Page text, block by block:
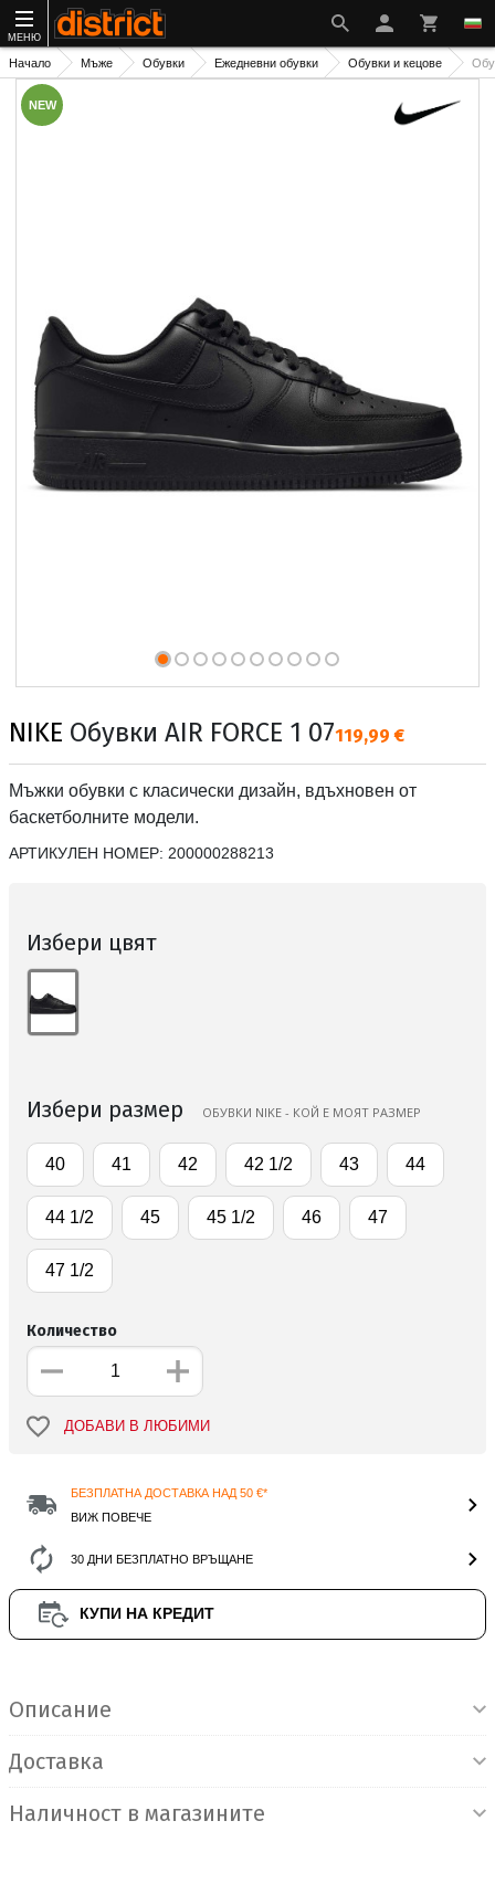
МЕНЮ
Начало Мъже Обувки Ежедневни обувки Обувки и кецове
NEW
NIKE Обувки AIR FORCE 1 07Текуща цена:
119,99 €
Мъжки обувки с класически дизайн, вдъхновен от
баскетболните модели.
АРТИКУЛЕН НОМЕР: 200000288213
Избери цвят
Избери размер ОБУВКИ NIKE - КОЙ Е МОЯТ РАЗМЕР
40 41 42 42 1/2 43 44
44 1/2 45 45 1/2 46 47
47 1/2
Количество
ДОБАВИ В ЛЮБИМИ
БЕЗПЛАТНА ДОСТАВКА НАД 50 €*
ВИЖ ПОВЕЧЕ
30 ДНИ БЕЗПЛАТНО ВРЪЩАНЕ
КУПИ НА КРЕДИТ
Описание
Доставка
Наличност в магазините